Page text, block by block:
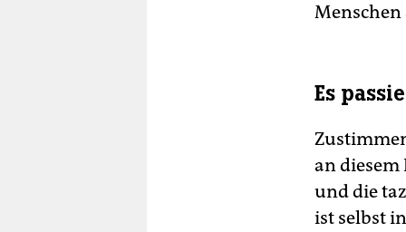
Menschen
Es
an diesem
und die
ist selbst